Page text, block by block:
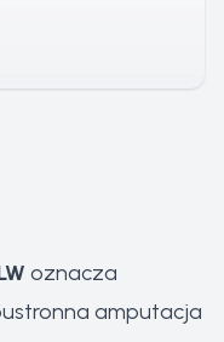
oznacza
amputacja